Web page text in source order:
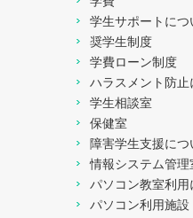
学生サポートにつ
奨学生制度
学費ローン制度
ハラスメント防止
学生相談室
保健室
障害学生支援につ
情報システム管理
パソコン教室利用
パソコン利用施設